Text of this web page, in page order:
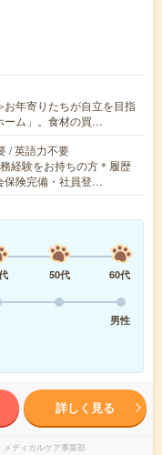
年寄りたちが自立を目指
ーム」。食材の買…
/ 英語力不要
経験をお持ちの方＊履歴
険完備・社員登…
50代
60代
男性
詳しく見る
ディカルケア事業部